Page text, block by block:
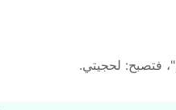
فتصبح: لحجيتي.